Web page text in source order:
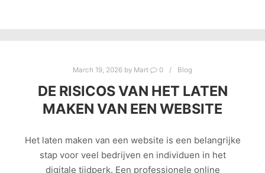
March 19, 2026 by Mart 0 Blog
DE RISICOS VAN HET LATEN
MAKEN VAN EEN WEBSITE
Het laten maken van een website is een belangrijke
stap voor veel bedrijven en individuen in het
digitale tijdperk. Een professionele online